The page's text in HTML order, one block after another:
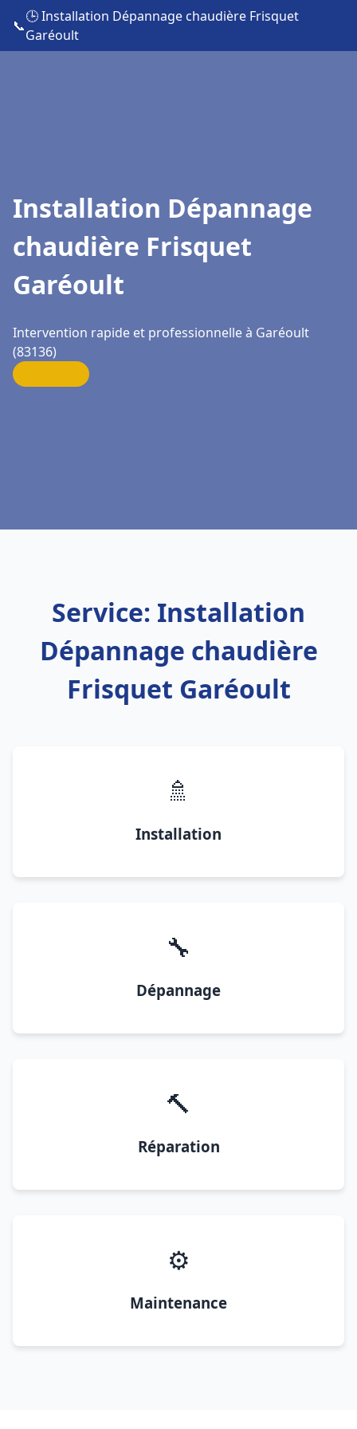
📞
🕒 Installation Dépannage chaudière Frisquet
Garéoult
Installation Dépannage
chaudière Frisquet
Garéoult
Intervention rapide et professionnelle à Garéoult
(83136)
Service: Installation
Dépannage chaudière
Frisquet Garéoult
🚿
Installation
🔧
Dépannage
🔨
Réparation
⚙️
Maintenance